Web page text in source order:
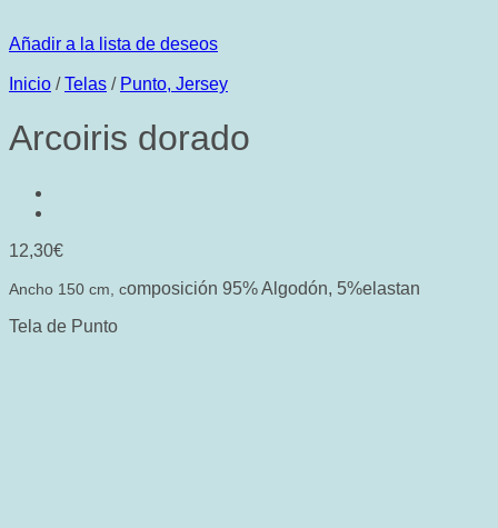
Añadir a la lista de deseos
Inicio / Telas / Punto, Jersey
Arcoiris dorado
12,30€
Ancho 150 cm, composición 95% Algodón, 5%elastan
Tela de Punto